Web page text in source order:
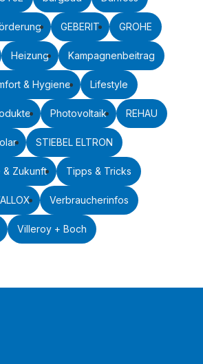
GEBERIT GROHE
Heizung Kampagnenbeitrag
& Hygiene Lifestyle
Photovoltaik REHAU
STIEBEL ELTRON
Zukunft Tipps & Tricks
Verbraucherinfos
Villeroy + Boch